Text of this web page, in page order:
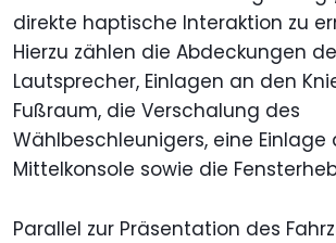
direkte haptische Interaktion zu
Hierzu zählen die Abdeckungen
Lautsprecher, Einlagen an den
Fußraum, die Verschalung des
Wählbeschleunigers, eine Einlage
Mittelkonsole sowie die
Parallel zur Präsentation des